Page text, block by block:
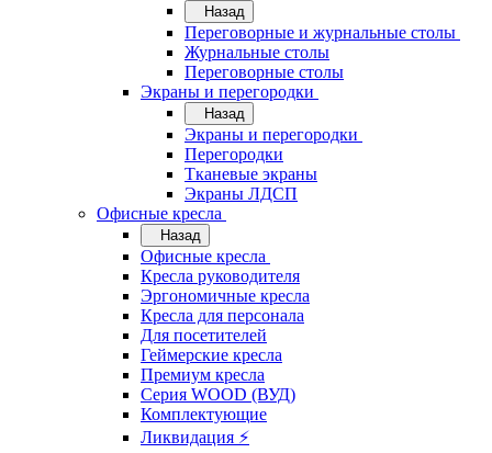
Назад
Переговорные и журнальные столы
Журнальные столы
Переговорные столы
Экраны и перегородки
Назад
Экраны и перегородки
Перегородки
Тканевые экраны
Экраны ЛДСП
Офисные кресла
Назад
Офисные кресла
Кресла руководителя
Эргономичные кресла
Кресла для персонала
Для посетителей
Геймерские кресла
Премиум кресла
Серия WOOD (ВУД)
Комплектующие
Ликвидация ⚡